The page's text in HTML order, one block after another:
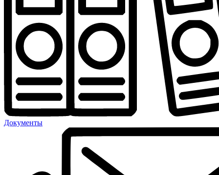
Документы